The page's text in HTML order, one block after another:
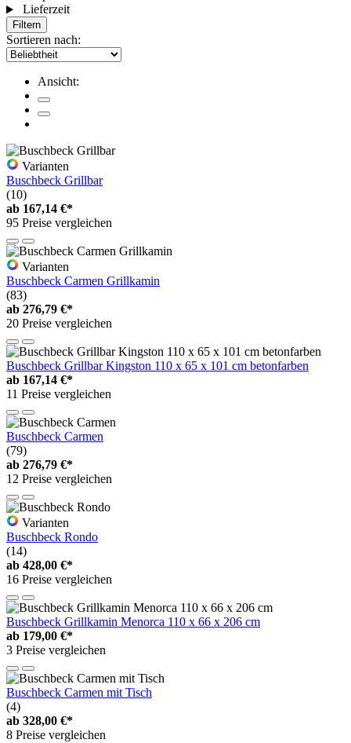
Lieferzeit
Filtern
Sortieren nach:
Ansicht:
Varianten
Buschbeck Grillbar
(10)
ab 167,14 €*
95 Preise vergleichen
Varianten
Buschbeck Carmen Grillkamin
(83)
ab 276,79 €*
20 Preise vergleichen
Buschbeck Grillbar Kingston 110 x 65 x 101 cm betonfarben
ab 167,14 €*
11 Preise vergleichen
Buschbeck Carmen
(79)
ab 276,79 €*
12 Preise vergleichen
Varianten
Buschbeck Rondo
(14)
ab 428,00 €*
16 Preise vergleichen
Buschbeck Grillkamin Menorca 110 x 66 x 206 cm
ab 179,00 €*
3 Preise vergleichen
Buschbeck Carmen mit Tisch
(4)
ab 328,00 €*
8 Preise vergleichen